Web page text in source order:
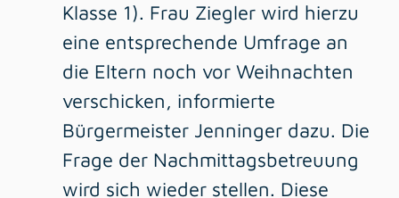
Klasse 1). Frau Ziegler wird hierzu
eine entsprechende Umfrage an
die Eltern noch vor Weihnachten
verschicken, informierte
Bürgermeister Jenninger dazu. Die
Frage der Nachmittagsbetreuung
wird sich wieder stellen. Diese